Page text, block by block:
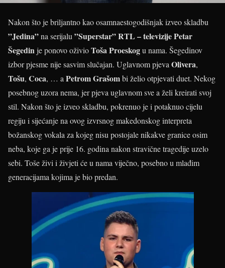
Nakon što je briljantno kao osamnaestogodišnjak izveo skladbu
”Jedina”na serijalu ”Superstar” RTL – televizijePetar
Šegedinje ponovo oživioToša Proeskogu nama. Šegedinov
izbor pjesme nije sasvim slučajan. Uglavnom pjeva Olivera,
Tošu, Coca, … a Petrom Grašombi želio otpjevati duet. Nekog
posebnog uzora nema, jer pjeva uglavnom sve a želi kreirati svoj
stil. Nakon što je izveo skladbu, pokrenuo je i potaknuo cijelu
regiju i sijećanje na ovog izvrsnog makedonskog interpreta
božanskog vokala za kojeg nisu postojale nikakve granice osim
neba, koje ga je prije 16. godina nakon stravične tragedije uzelo
sebi. Toše živi i živjeti će u nama viječno, posebno u mlađim
generacijama kojima je bio predan.